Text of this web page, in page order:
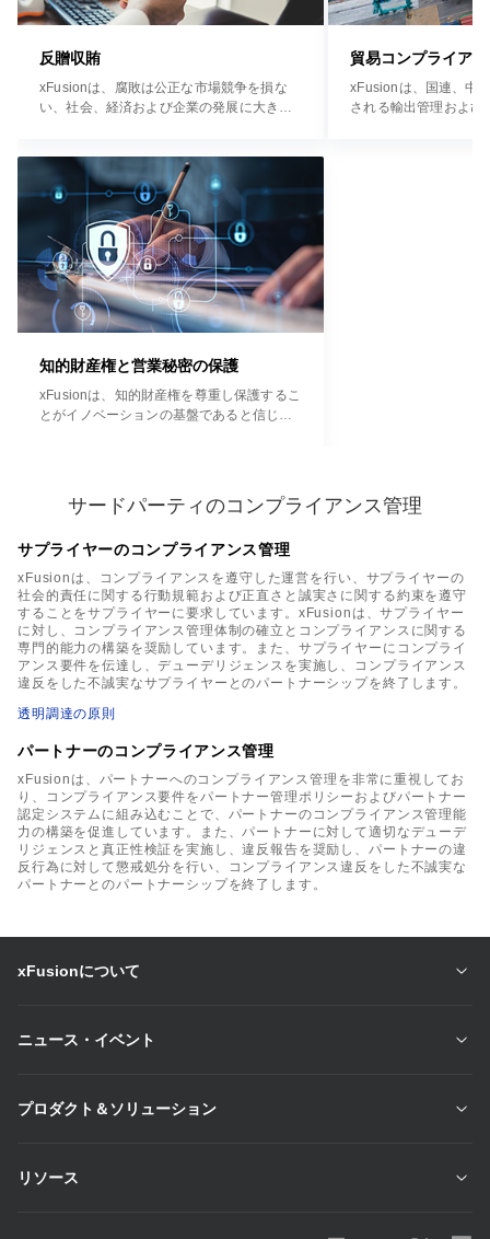
反贈収賄
xFusionは、腐敗は公正な市場競争を損な
い、社会、経済および企業の発展に大きな
貿易コンプライア
xFusionは、国連、中
される輸出管理および
知的財産権と営業秘密の保護
xFusionは、知的財産権を尊重し保護するこ
とがイノベーションの基盤であると信じて
保護を重視しており、他者の知的財産権と
営業秘密を尊重しています。xFusionは、従
を取得・開示・使用・処分することを禁止
しています。
サードパーティのコンプライアンス管理
サプライヤーのコンプライアンス管理
xFusionは、コンプライアンスを遵守した運営を行い、サプライヤーの
社会的責任に関する行動規範および正直さと誠実さに関する約束を遵守
することをサプライヤーに要求しています。xFusionは、サプライヤー
に対し、コンプライアンス管理体制の確立とコンプライアンスに関する
専門的能力の構築を奨励しています。また、サプライヤーにコンプライ
アンス要件を伝達し、デューデリジェンスを実施し、コンプライアンス
違反をした不誠実なサプライヤーとのパートナーシップを終了します。
透明調達の原則
パートナーのコンプライアンス管理
xFusionは、パートナーへのコンプライアンス管理を非常に重視してお
り、コンプライアンス要件をパートナー管理ポリシーおよびパートナー
認定システムに組み込むことで、パートナーのコンプライアンス管理能
力の構築を促進しています。また、パートナーに対して適切なデューデ
リジェンスと真正性検証を実施し、違反報告を奨励し、パートナーの違
反行為に対して懲戒処分を行い、コンプライアンス違反をした不誠実な
パートナーとのパートナーシップを終了します。
xFusionについて
ニュース・イベント
プロダクト＆ソリューション
リソース